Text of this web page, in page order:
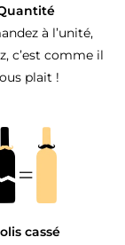
à l’unité,
c’est comme il
plait !
cassé